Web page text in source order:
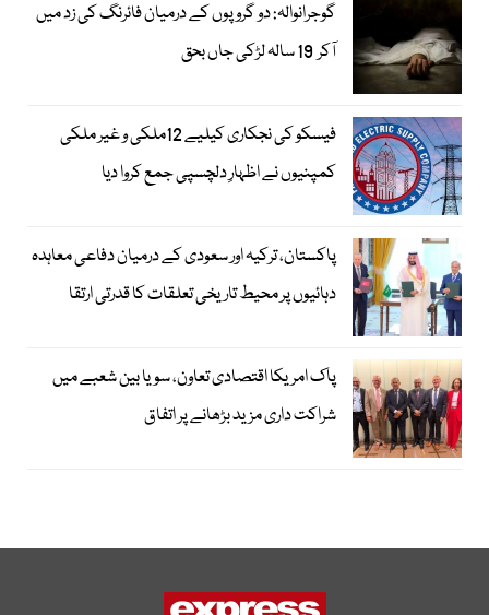
گوجرانوالہ: دو گروپوں کے درمیان فائرنگ کی زد میں
آکر 19 سالہ لڑکی جاں بحق
فیسکو کی نجکاری کیلیے 12ملکی و غیر ملکی
کمپنیوں نے اظہارِ دلچسپی جمع کروا دیا
پاکستان، ترکیہ اور سعودی کے درمیان دفاعی معاہدہ
دہائیوں پر محیط تاریخی تعلقات کا قدرتی ارتقا
پاک امریکا اقتصادی تعاون، سویا بین شعبے میں
شراکت داری مزید بڑھانے پر اتفاق